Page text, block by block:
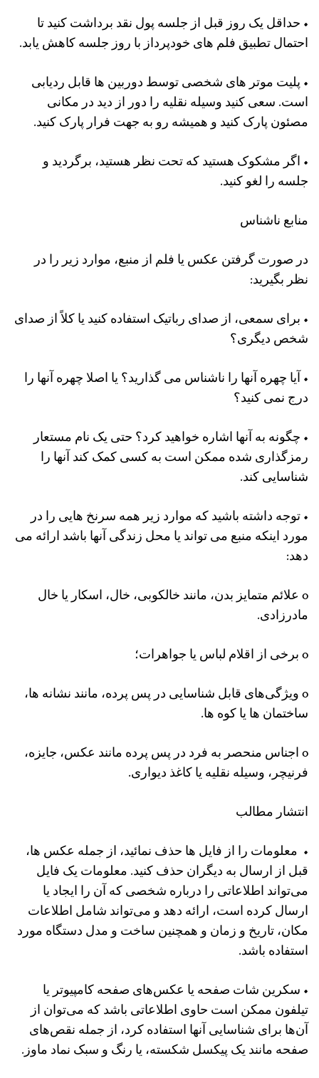
• حداقل یک روز قبل از جلسه پول نقد برداشت کنید تا
احتمال تطبیق فلم های خودپرداز با روز جلسه کاهش یابد.
• پلیت موتر های شخصی توسط دوربین ها قابل ردیابی
است. سعی کنید وسیله نقلیه را دور از دید در مکانی
مصئون پارک کنید و همیشه رو به جهت فرار پارک کنید.
• اگر مشکوک هستید که تحت نظر هستید، برگردید و
جلسه را لغو کنید.
منابع ناشناس
در صورت گرفتن عکس یا فلم از منبع، موارد زیر را در
نظر بگیرید:
• برای سمعی، از صدای رباتیک استفاده کنید یا کلاً از صدای
شخص دیگری؟
• آیا چهره آنها را ناشناس می گذارید؟ یا اصلا چهره آنها را
درج نمی کنید؟
• چگونه به آنها اشاره خواهید کرد؟ حتی یک نام مستعار
رمزگذاری شده ممکن است به کسی کمک کند آنها را
شناسایی کند.
• توجه داشته باشید که موارد زیر همه سرنخ هایی را در
مورد اینکه منبع می تواند یا محل زندگی آنها باشد ارائه می
دهد:
o علائم متمایز بدن، مانند خالکوبی، خال، اسکار یا خال
مادرزادی.
o برخی از اقلام لباس یا جواهرات؛
o ویژگی‌های قابل شناسایی در پس‌ پرده، مانند نشانه ‌ها،
ساختمان‌ ها یا کوه ‌ها.
o اجناس منحصر به فرد در پس پرده مانند عکس، جایزه،
فرنیچر، وسیله نقلیه یا کاغذ دیواری.
انتشار مطالب
• معلومات را از فایل ها حذف نمائید، از جمله عکس ها،
قبل از ارسال به دیگران حذف کنید. معلومات یک فایل
می‌تواند اطلاعاتی را درباره شخصی که آن را ایجاد یا
ارسال کرده است، ارائه دهد و می‌تواند شامل اطلاعات
مکان، تاریخ و زمان و همچنین ساخت و مدل دستگاه مورد
استفاده باشد.
• سکرین شات صفحه یا عکس‌های صفحه کامپیوتر یا
تیلفون ممکن است حاوی اطلاعاتی باشد که می‌توان از
آن‌ها برای شناسایی آنها استفاده کرد، از جمله نقص‌های
صفحه مانند یک پیکسل شکسته، یا رنگ و سبک نماد ماوز.